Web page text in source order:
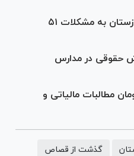
دادستان مرکز استان خوزستان به مشکلات ۵۱
آموزش حقوقی در مدارس
تومان مطالبات مالیاتی و
گذشت از قصاص